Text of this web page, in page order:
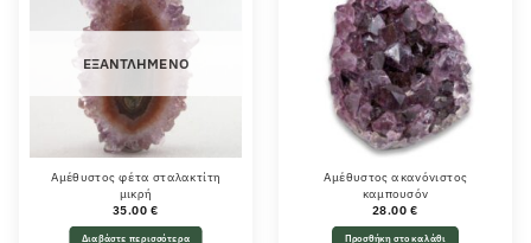
ΕΞΑΝΤΛΗΜΈΝΟ
Αμέθυστος φέτα σταλακτίτη
μικρή
35.00 €
Διαβάστε περισσότερα
Αμέθυστος ακανόνιστος
καμπουσόν
28.00 €
Προσθήκη στο καλάθι